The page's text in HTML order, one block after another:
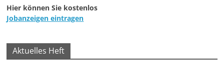
Hier können Sie kostenlos
Jobanzeigen eintragen
Aktuelles Heft